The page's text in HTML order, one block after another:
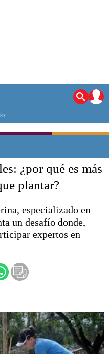
Alta
Olímpico
Sur
A
campo
empresas
¿por qué es más
plantar?
especializado en
un desafío donde,
expertos en